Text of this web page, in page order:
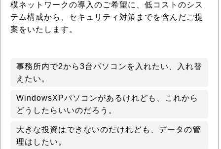
模ネットワークの導入のご希望に、低コストのシス
テム構成から、セキュリティ対策までを含んだご提
案をいたします。
事務所内で2から3台パソコンを入れたい、入れ替
えたい。
WindowsXPパソコンがあるけれども、これから
どうしたらいいのだろう。
大きな投資はできないのだけれども、データの管
理はしたい。